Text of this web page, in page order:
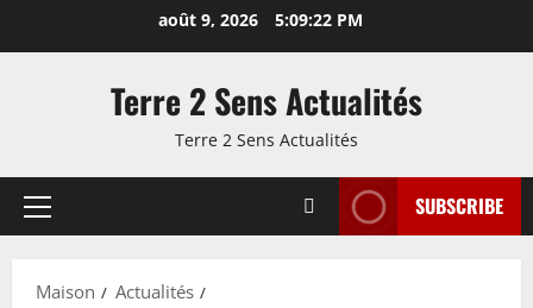
au
août 9, 2026 5:09:23 PM
Terre 2 Sens Actualités
Terre 2 Sens Actualités
Menu
SUBSCRIBE
Maison
Actualités